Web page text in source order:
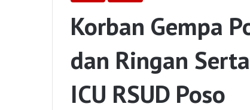
Korban Gempa
dan Ringan
ICU RSUD Poso